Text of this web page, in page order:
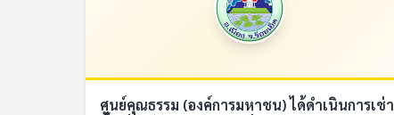
ศูนย์คุณธรรม (องค์การมหาชน) ได้ดำเนินการเช่า